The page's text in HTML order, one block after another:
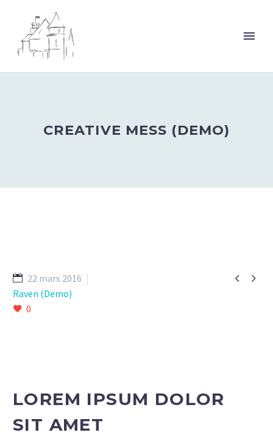
CREATIVE MESS (DEMO)
 
22 mars 2016
Raven (Demo)
0
LOREM IPSUM DOLOR
SIT AMET